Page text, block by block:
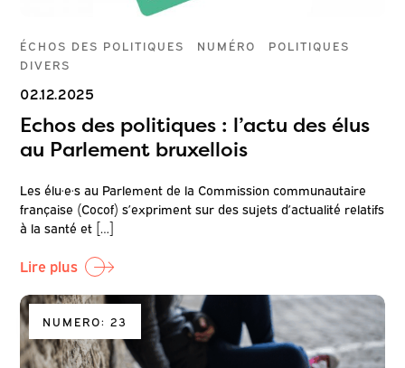
ÉCHOS DES POLITIQUES NUMÉRO
POLITIQUES
DIVERS
02.12.2025
Echos des politiques : l’actu des élus
au Parlement bruxellois
Les élu·e·s au Parlement de la Commission communautaire
française (Cocof) s’expriment sur des sujets d’actualité relatifs
à la santé et […]
Lire plus
NUMERO: 23